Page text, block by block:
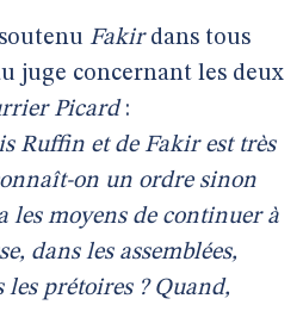
Fakirdans tous
juge concernant les deux
Picard:
Ruffin et de Fakir est très
on un ordre sinon
les moyens de continuer à
dans les assemblées,
les prétoires ? Quand,